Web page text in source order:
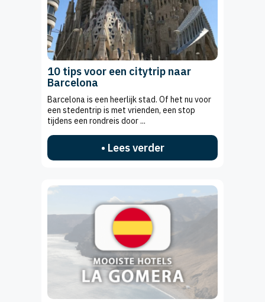
10 tips voor een citytrip naar
Barcelona
Barcelona is een heerlijk stad. Of het nu voor
een stedentrip is met vrienden, een stop
tijdens een rondreis door ...
• Lees verder